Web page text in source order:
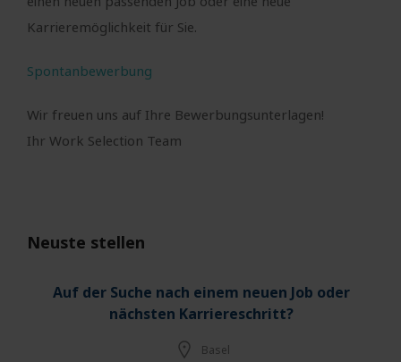
Karrieremöglichkeit für Sie.
Spontanbewerbung
Wir freuen uns auf Ihre Bewerbungsunterlagen!
Ihr Work Selection Team
Neuste stellen
Auf der Suche nach einem neuen Job oder
nächsten Karriereschritt?
Basel